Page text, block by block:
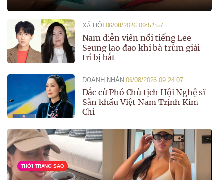
XÃ HỘI 06/08/2026 09:52:57
Nam diễn viên nổi tiếng Lee
Seung lao đao khi bà trùm giải
trí bị bắt
DOANH NHÂN 06/08/2026 09:24:07
Đắc cử Phó Chủ tịch Hội Nghệ sĩ
Sân khấu Việt Nam Trịnh Kim
Chi
THỜI TRANG SAO